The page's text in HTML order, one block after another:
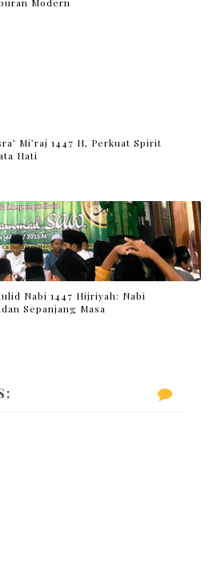
Mi’raj 1447 H, Perkuat Spirit
Hati
Nabi 1447 Hijriyah: Nabi
Sepanjang Masa